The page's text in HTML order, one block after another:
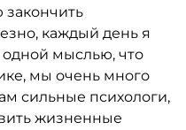
каждый день я
одной мыслью, что
мы очень много
сильные психологи,
жизненные